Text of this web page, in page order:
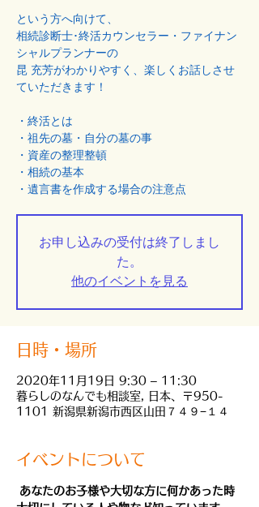
という方へ向けて、
相続診断士･終活カウンセラー・ファイナン
シャルプランナーの
昆 充芳がわかりやすく、楽しくお話しさせ
ていただきます！
・終活とは
・祖先の墓・自分の墓の事
・資産の整理整頓
・相続の基本
・遺言書を作成する場合の注意点
お申し込みの受付は終了しまし
た。
他のイベントを見る
日時・場所
2020年11月19日 9:30 – 11:30
暮らしのなんでも相談室, 日本、〒950-
1101 新潟県新潟市西区山田７４９−１４
イベントについて
あなたのお子様や大切な方に何かあった時